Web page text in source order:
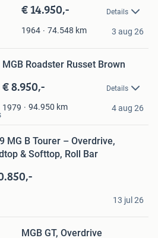
€ 14.950,- Details
1964 74.548 km 3 aug 26
MGB Roadster Russet Brown
€ 8.950,- Details
1979 94.950 km 4 aug 26
MG B Tourer – Overdrive,
& Softtop, Roll Bar
13 jul 26
MGB GT, Overdrive